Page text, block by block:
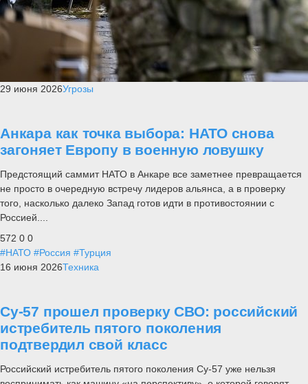
29 июня 2026Угрозы
Анкара как точка выбора: НАТО снова
загоняет Европу в военную ловушку
Предстоящий саммит НАТО в Анкаре все заметнее превращается
не просто в очередную встречу лидеров альянса, а в проверку
того, насколько далеко Запад готов идти в противостоянии с
Россией....
572 0 0
#НАТО #Россия #Турция
16 июня 2026Техника
Су-57 прошел проверку СВО: российский
истребитель пятого поколения
подтвердил свой класс
Российский истребитель пятого поколения Су-57 уже нельзя